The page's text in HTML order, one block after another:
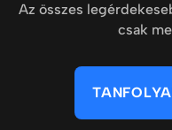
Az összes
csak